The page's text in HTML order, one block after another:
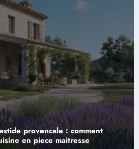
poser le meme parquet dans
complet pour une maison